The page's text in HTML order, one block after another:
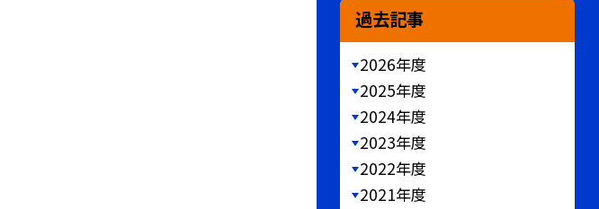
過去記事
2026年度
2025年度
2024年度
2023年度
2022年度
2021年度